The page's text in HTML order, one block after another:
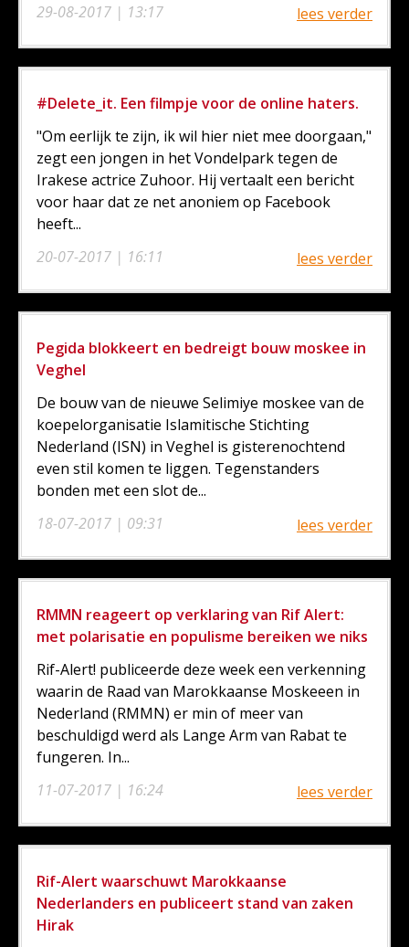
29-08-2017 | 13:17 lees verder
#Delete_it. Een filmpje voor de online haters.
20-07-2017 | 16:11
"Om eerlijk te zijn, ik wil hier niet mee doorgaan,"
zegt een jongen in het Vondelpark tegen de
Irakese actrice Zuhoor. Hij vertaalt een bericht
voor haar dat ze net anoniem op Facebook
heeft...
lees verder
Pegida blokkeert en bedreigt bouw moskee in
Veghel
18-07-2017 | 09:31
De bouw van de nieuwe Selimiye moskee van de
koepelorganisatie Islamitische Stichting
Nederland (ISN) in Veghel is gisterenochtend
even stil komen te liggen. Tegenstanders
bonden met een slot de...
lees verder
RMMN reageert op verklaring van Rif Alert:
met polarisatie en populisme bereiken we niks
11-07-2017 | 16:24
Rif-Alert! publiceerde deze week een verkenning
waarin de Raad van Marokkaanse Moskeeen in
Nederland (RMMN) er min of meer van
beschuldigd werd als Lange Arm van Rabat te
fungeren. In...
lees verder
Rif-Alert waarschuwt Marokkaanse
Nederlanders en publiceert stand van zaken
Hirak